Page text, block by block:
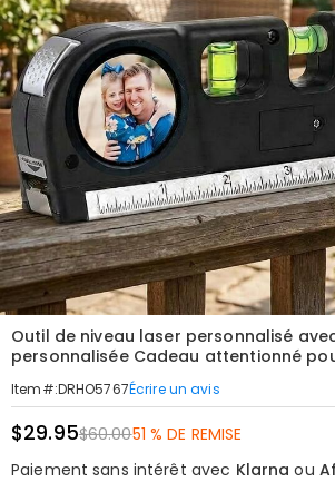
Outil de niveau laser personnalisé
personnalisée Cadeau attentionné
Item#:DRHO5767Écrire un avis
$29.95$60.0051 % DE REMISE
Paiement sans intérêt avec Klarna ou